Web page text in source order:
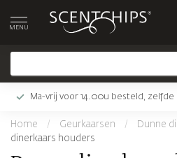
MENU
Ma-vrij voor 14.00u besteld,
Home / Geurkaarsen / Dunne
dinerkaars houders